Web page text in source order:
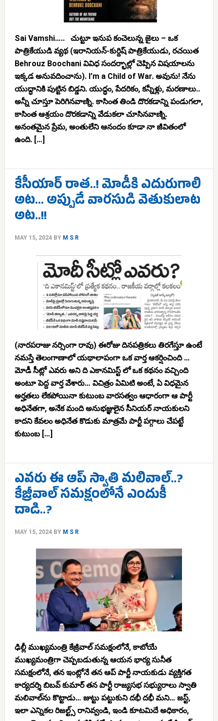
Sai Vamshi….. చుట్టూ ఇనుప కంచెలున్న జైలు – ఒక
పాత్రికేయుడి వ్యథ (ఇరానియన్-కుర్దిష్ పాత్రికేయుడు, రచయిత
Behrouz Boochani వివిధ సందర్భాల్లో చెప్పిన విషయాలను
ఇక్కడ అనువదించాను). I’m a Child of War. అవును! నేను
యుద్ధానికి పుట్టిన బిడ్డని. యుద్ధం, పేదరికం, కన్నీళ్లు, మరణాలు..
అన్నీ చూస్తూ పెరిగినవాణ్ని. కాసింత తిండి దొరకడాన్ని పండుగలా,
కాసింత ఆశ్రయం దొరకడాన్ని వేడుకలా చూసినవాణ్ని.
అనంతమైన ప్రేమ, అంతులేని ఆనందం కూడా నా జీవితంలో
ఉంది. […]
కేసీయార్ రాత..! మోడీకి ఎదురుగాలి
అట… అప్పుడే వారసుడి వెతుకులాట
అట..!!
MAY 15, 2024BY M S R
(నారపరాజు నర్సింగా రావు) ఈరోజు దినపత్రికలు తిరగేస్తూ ఉంటే
నమస్తే తెలంగాణాలో యథాలాపంగా ఒక వార్త ఆకర్షించింది …
మోడీ సీట్లో ఎవరు అని ది ఎకానమిస్ట్ లో ఒక కథనం వచ్చింది
అంటూ పెద్ద వార్త వేశారు… విచిత్రం ఏమిటి అంటే, ఏ విధమైన
అర్హతలు లేకపోయినా కుటుంబ వారసత్వం ఆధారంగా ఆ పార్టీ
అధినేతగా, అనేక మంది అనుభజ్ఞులైన సీనియర్ నాయకులని
కాదని కేవలం అధినేత కొడుకు మాత్రమే పార్టీ పగ్గాలు చేపట్టే
కుటుంబ […]
ఎవరు ఈ ఆప్ స్వాతి మలివాల్..?
కేజ్రీవాల్ సమక్షంలోనే ఎందుకీ
దాడి..?
MAY 15, 2024BY M S R
ఢిల్లీ ముఖ్యమంత్రి కేజ్రీవాల్ సమక్షంలోనే, కాబోయే
ముఖ్యమంత్రిగా చెప్పబడుతున్న ఆయన భార్య సునీత
సమక్షంలోనే, తన ఇంట్లోనే తన ఆప్ పార్టీ నాయకుడు వ్యక్తిగత
కార్యదర్శి బిబవ్ కుమార్ తన పార్టీ రాజ్యసభ సభ్యురాలు స్వాతి
మలివాల్‌ను కొట్టాడు… జుట్టు పట్టుకుని దభీ దభీ మని… జస్ట్,
ఇలా ఎన్నికల రిజల్ట్స్ రానివ్వండి, ఇండి కూటమిదే అధికారం,